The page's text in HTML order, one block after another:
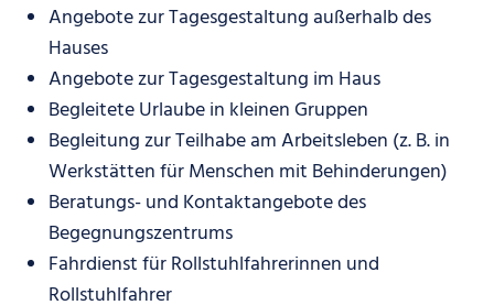
Angebote zur Tagesgestaltung außerhalb des
Hauses
Angebote zur Tagesgestaltung im Haus
Begleitete Urlaube in kleinen Gruppen
Begleitung zur Teilhabe am Arbeitsleben (z. B. in
Werkstätten für Menschen mit Behinderungen)
Beratungs- und Kontaktangebote des
Begegnungszentrums
Fahrdienst für Rollstuhlfahrerinnen und
Rollstuhlfahrer